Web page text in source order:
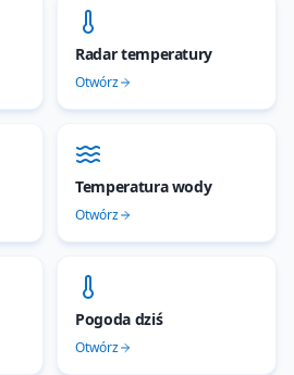
Radar temperatury
Otwórz
Temperatura wody
Otwórz
Pogoda dziś
Otwórz